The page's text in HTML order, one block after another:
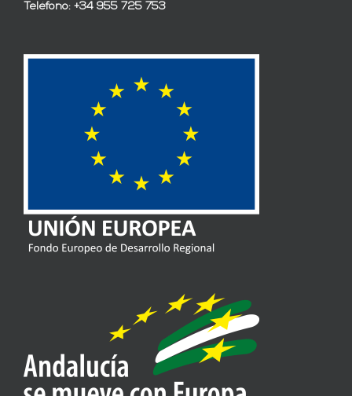
Teléfono: +34 955 725 753